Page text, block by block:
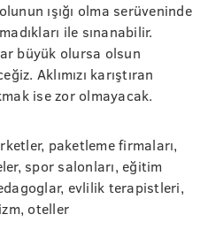
ışığı olma serüveninde
ile sınanabilir.
büyük olursa olsun
Aklımızı karıştıran
ise zor olmayacak.
paketleme firmaları,
spor salonları, eğitim
evlilik terapistleri,
oteller